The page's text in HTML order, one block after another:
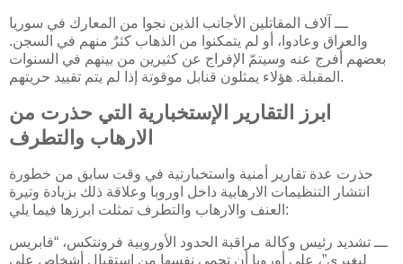
ـــ آلاف المقاتلين الأجانب الذين نجوا من المعارك في سوريا
والعراق وعادوا، أو لم يتمكنوا من الذهاب كثرٌ منهم في السجن.
بعضهم أُفرج عنه وسيتمّ الإفراج عن كثيرين من بينهم في السنوات
المقبلة. هؤلاء يمثلون قنابل موقوتة إذا لم يتم تقييد حريتهم.
ابرز التقارير الإستخبارية التي حذرت من
الارهاب والتطرف
حذرت عدة تقارير أمنية واستخبارتية في وقت سابق من خطورة
انتشار التنظيمات الارهابية داخل اوروبا وعلاقة ذلك بزيادة وتيرة
العنف والارهاب والتطرف تمثلت ابرزها فيما يلي:
ـــ تشديد رئيس وكالة مراقبة الحدود الأوروبية فرونتكس، “فابريس
ليغيري”، على أوروبا أن تحمي نفسها من استقبال أشخاص على